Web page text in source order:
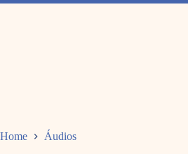
Pular
Home Áudios